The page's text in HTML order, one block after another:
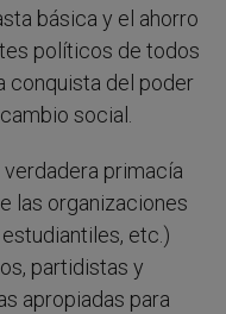
básica y el ahorro
políticos de todos
conquista del poder
social.
primacía
las organizaciones
etc.)
partidistas y
apropiadas para